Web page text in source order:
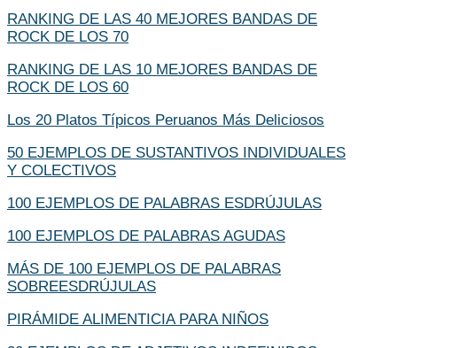
RANKING DE LAS 40 MEJORES BANDAS DE
ROCK DE LOS 70
RANKING DE LAS 10 MEJORES BANDAS DE
ROCK DE LOS 60
Los 20 Platos Típicos Peruanos Más Deliciosos
50 EJEMPLOS DE SUSTANTIVOS INDIVIDUALES
Y COLECTIVOS
100 EJEMPLOS DE PALABRAS ESDRÚJULAS
100 EJEMPLOS DE PALABRAS AGUDAS
MÁS DE 100 EJEMPLOS DE PALABRAS
SOBREESDRÚJULAS
PIRÁMIDE ALIMENTICIA PARA NIÑOS